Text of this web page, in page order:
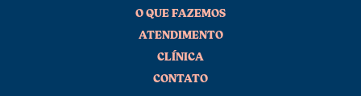
O QUE FAZEMOS
ATENDIMENTO
CLÍNICA
CONTATO